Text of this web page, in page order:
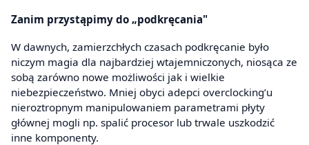
Zanim przystąpimy do „podkręcania"
W dawnych, zamierzchłych czasach podkręcanie było
niczym magia dla najbardziej wtajemniczonych, niosąca ze
sobą zarówno nowe możliwości jak i wielkie
niebezpieczeństwo. Mniej obyci adepci overclocking’u
nieroztropnym manipulowaniem parametrami płyty
głównej mogli np. spalić procesor lub trwale uszkodzić
inne komponenty.